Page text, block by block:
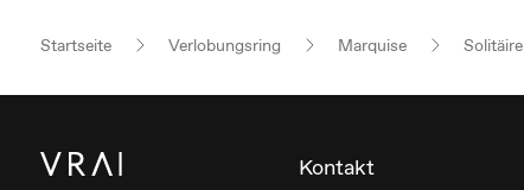
Startseite Verlobungsring Marquise Solitäire
Kontakt